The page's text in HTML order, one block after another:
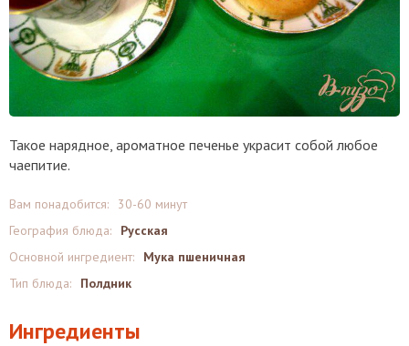
Такое нарядное, ароматное печенье украсит собой любое
чаепитие.
Вам понадобится:
30-60 минут
География блюда:
Русская
Основной ингредиент:
Мука пшеничная
Тип блюда:
Полдник
Ингредиенты